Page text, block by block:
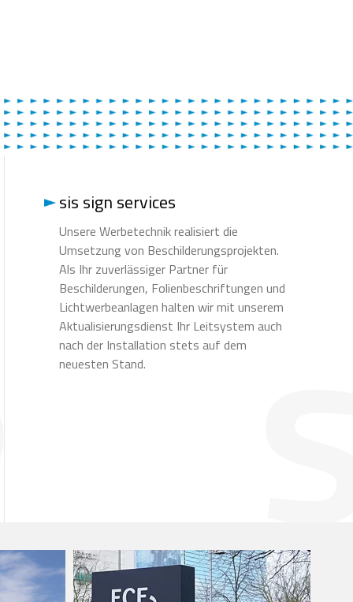
sis sign services
Unsere Werbetechnik realisiert die
Umsetzung von Beschilderungsprojekten.
Als Ihr zuverlässiger Partner für
Beschilderungen, Folienbeschriftungen und
Lichtwerbeanlagen halten wir mit unserem
Aktualisierungsdienst Ihr Leitsystem auch
nach der Installation stets auf dem
neuesten Stand.